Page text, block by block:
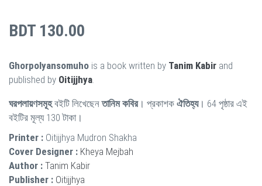
BDT 130.00
Ghorpolyansomuho is a book written by Tanim Kabir and
published by Oitijjhya
ঘরপলায়ণসমূহবইটি লিখেছেনতানিম কবির। প্রকাশক ঐতিহ্য। 64 পৃষ্ঠার এই
বইটির মূল্য 130 টাকা।
Printer : Oitijjhya Mudron Shakha
Cover Designer : Kheya Mejbah
Author : Tanim Kabir
Publisher : Oitijjhya